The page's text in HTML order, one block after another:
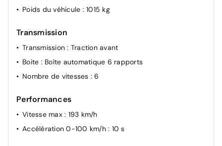
Poids du véhicule : 1015 kg
Transmission
Transmission: Traction avant
Boite : Boîte automatique 6 rapports
Nombre de vitesses : 6
Performances
Vitesse max : 193 km/h
Accélération 0-100 km/h : 10 s